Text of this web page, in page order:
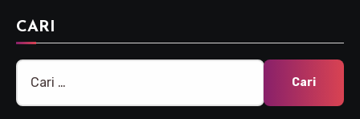
CARI
Cari
untuk: